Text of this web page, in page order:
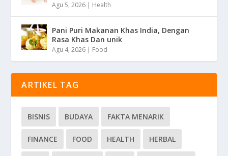
Agu 5, 2026 | Health
Pani Puri Makanan Khas India, Dengan
Rasa Khas Dan unik
Agu 4, 2026 | Food
ARTIKEL TAG
BISNIS BUDAYA FAKTA MENARIK
FINANCE FOOD HEALTH HERBAL